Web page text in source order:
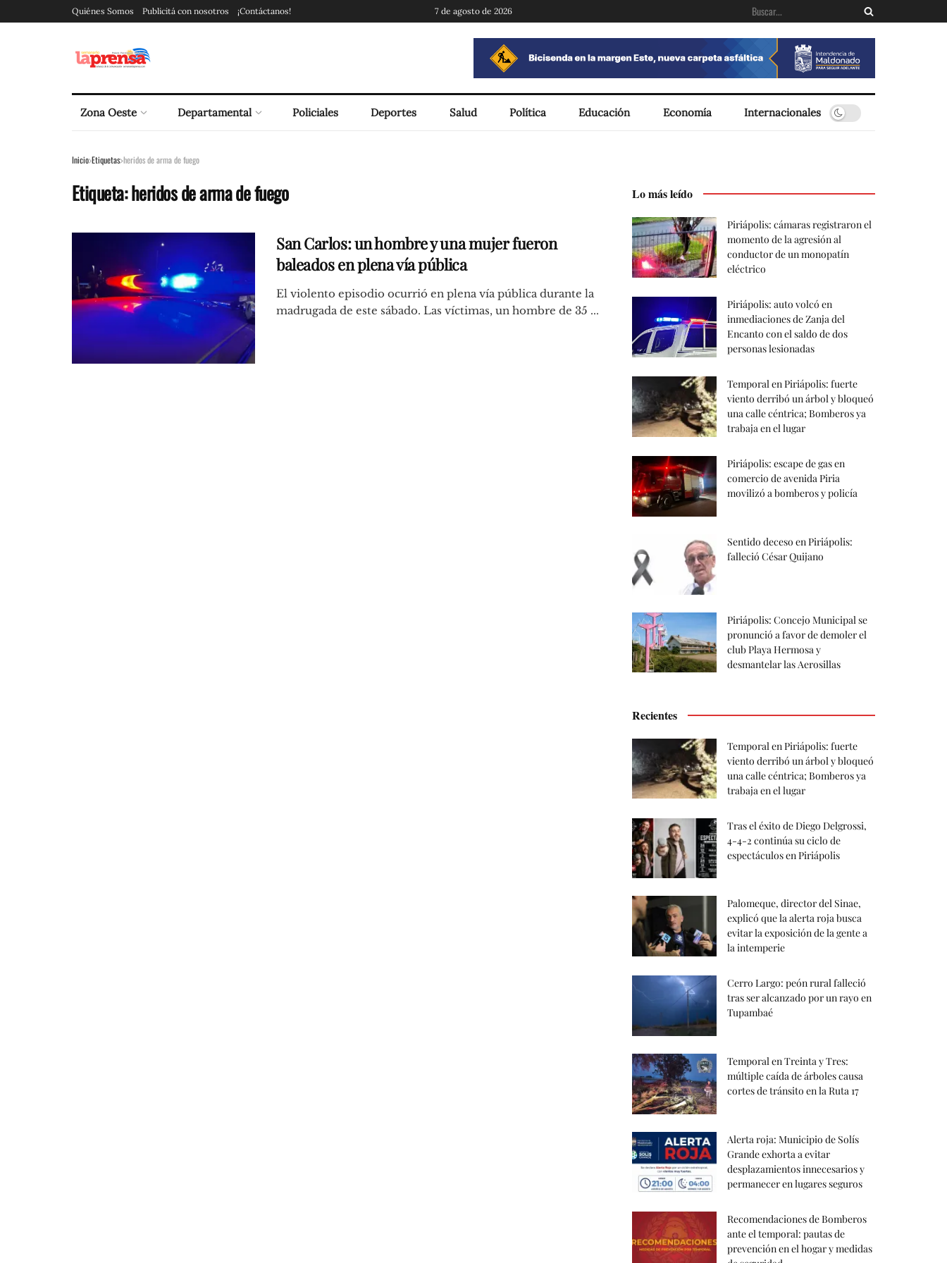
Quiénes Somos Publicitá con nosotros ¡Contáctanos! 7 de agosto de 2026
Zona Oeste Departamental Policiales Deportes Salud Política Educación Economía Internacionales
Inicio Etiquetas heridos de arma de fuego
Etiqueta:heridos de arma de fuego
San Carlos: un hombre y una mujer fueron
baleados en plena vía pública
El violento episodio ocurrió en plena vía pública durante la
madrugada de este sábado. Las víctimas, un hombre de 35 ...
Lo más leído
Piriápolis: cámaras registraron el
momento de la agresión al
conductor de un monopatín
eléctrico
Piriápolis: auto volcó en
inmediaciones de Zanja del
Encanto con el saldo de dos
personas lesionadas
Temporal en Piriápolis: fuerte
viento derribó un árbol y bloqueó
una calle céntrica; Bomberos ya
trabaja en el lugar
Piriápolis: escape de gas en
comercio de avenida Piria
movilizó a bomberos y policía
Sentido deceso en Piriápolis:
falleció César Quijano
Piriápolis: Concejo Municipal se
pronunció a favor de demoler el
club Playa Hermosa y
desmantelar las Aerosillas
Recientes
Temporal en Piriápolis: fuerte
viento derribó un árbol y bloqueó
una calle céntrica; Bomberos ya
trabaja en el lugar
Tras el éxito de Diego Delgrossi,
4-4-2 continúa su ciclo de
espectáculos en Piriápolis
Palomeque, director del Sinae,
explicó que la alerta roja busca
evitar la exposición de la gente a
la intemperie
Cerro Largo: peón rural falleció
tras ser alcanzado por un rayo en
Tupambaé
Temporal en Treinta y Tres:
múltiple caída de árboles causa
cortes de tránsito en la Ruta 17
Alerta roja: Municipio de Solís
Grande exhorta a evitar
desplazamientos innecesarios y
permanecer en lugares seguros
Recomendaciones de Bomberos
ante el temporal: pautas de
prevención en el hogar y medidas